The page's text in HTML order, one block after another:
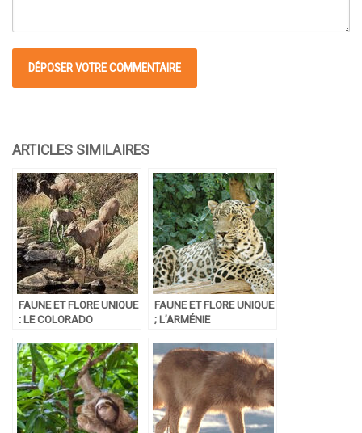
FAUNE ET FLORE UNIQUE
: LE COLORADO
FAUNE ET FLORE UNIQUE
; L’ARMÉNIE